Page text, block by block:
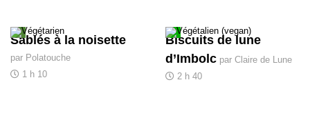
Sablés à la noisette
par Polatouche
1 h 10
Biscuits de lune
d’Imbolc par Claire de Lune
2 h 40